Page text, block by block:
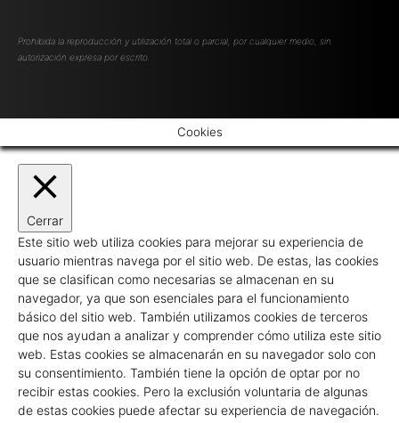
Prohibida la reproducción y utilización total o parcial, por cualquier medio, sin
autorización expresa por escrito.
Cookies
Cerrar
Este sitio web utiliza cookies para mejorar su experiencia de
usuario mientras navega por el sitio web. De estas, las cookies
que se clasifican como necesarias se almacenan en su
navegador, ya que son esenciales para el funcionamiento
básico del sitio web. También utilizamos cookies de terceros
que nos ayudan a analizar y comprender cómo utiliza este sitio
web. Estas cookies se almacenarán en su navegador solo con
su consentimiento. También tiene la opción de optar por no
recibir estas cookies. Pero la exclusión voluntaria de algunas
de estas cookies puede afectar su experiencia de navegación.